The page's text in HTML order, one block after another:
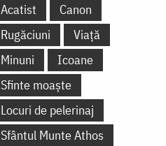
Acatist
Canon
Rugăciuni
Viață
Minuni
Icoane
Sfinte moaște
Locuri de pelerinaj
Sfântul Munte Athos